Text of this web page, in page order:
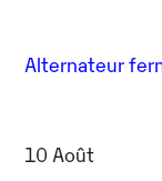
Alternateur
10 Août